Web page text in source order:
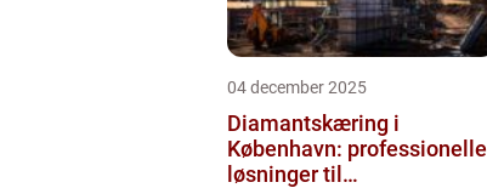
04 december 2025
Diamantskæring i
København: professionelle
løsninger til